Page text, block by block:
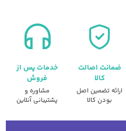
ضمانت اصالت
کالا
ارائه تضمین اصل
بودن کالا
خدمات پس از
فروش
مشاوره و
پشتیبانی آنلاین